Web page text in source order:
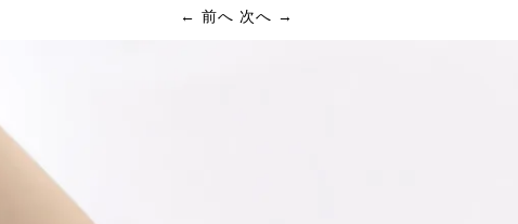
← 前へ 次へ →